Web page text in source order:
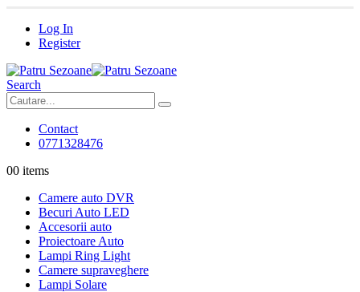
Log In
Register
Search
Contact
0771328476
00 items
Camere auto DVR
Becuri Auto LED
Accesorii auto
Proiectoare Auto
Lampi Ring Light
Camere supraveghere
Lampi Solare